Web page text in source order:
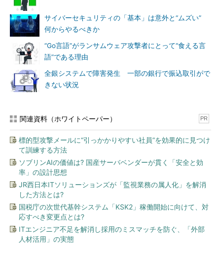
サイバーセキュリティの「基本」は意外と“ムズい”
何からやるべきか
“Go言語”がランサムウェア攻撃者にとって“食える言
語”である理由
全銀システムで障害発生 一部の銀行で振込取引がで
きない状況
関連資料（ホワイトペーパー） PR
標的型攻撃メールに“引っかかりやすい社員”を効果的に見つけ
て訓練する方法
ソブリンAIの価値は? 国産サーバベンダーが貫く「安全と効
率」の設計思想
JR西日本ITソリューションズが「監視業務の属人化」を解消
した方法とは?
国税庁の次世代基幹システム「KSK2」稼働開始に向けて、対
応すべき変更点とは?
ITエンジニア不足を解消し採用のミスマッチを防ぐ、「外部
人材活用」の実態